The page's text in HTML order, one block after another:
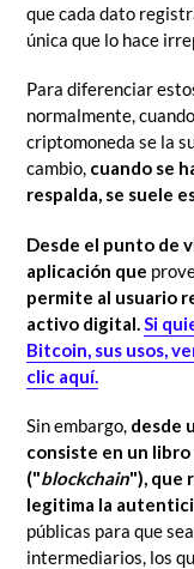
que cada dato
única que lo hace
Para diferenciar
normalmente,
criptomoneda se la
cambio, cuando se
respalda, se suele
Desde el punto de
aplicación que
permite al usuario
activo digital. Si
Bitcoin, sus usos,
clic aquí.
Sin embargo, desde
consiste en un
("blockchain"), que
legitima la
públicas para que
intermediarios, los